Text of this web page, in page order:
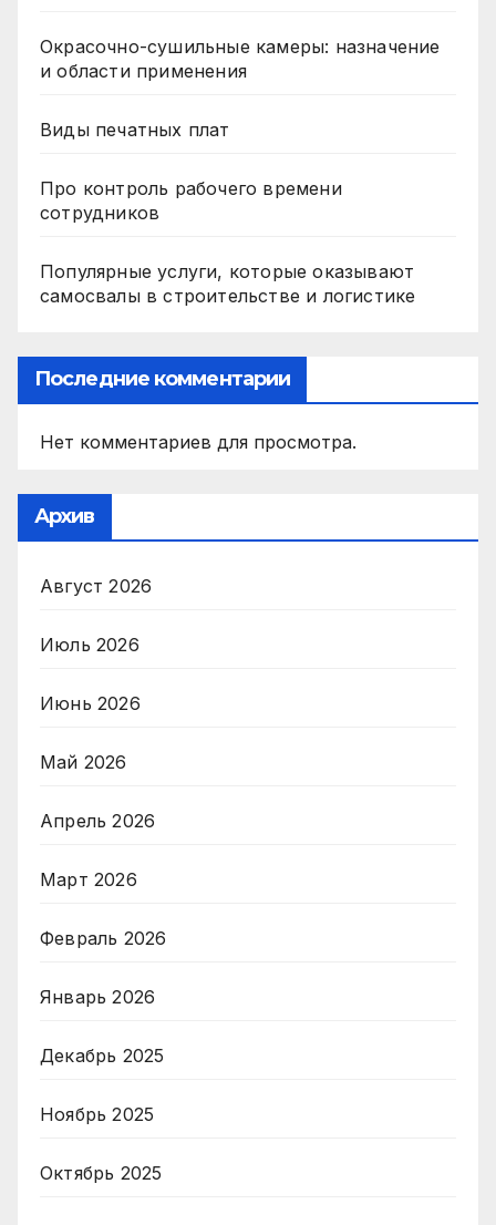
Окрасочно-сушильные камеры: назначение
и области применения
Виды печатных плат
Про контроль рабочего времени
сотрудников
Популярные услуги, которые оказывают
самосвалы в строительстве и логистике
Последние комментарии
Нет комментариев для просмотра.
Архив
Август 2026
Июль 2026
Июнь 2026
Май 2026
Апрель 2026
Март 2026
Февраль 2026
Январь 2026
Декабрь 2025
Ноябрь 2025
Октябрь 2025